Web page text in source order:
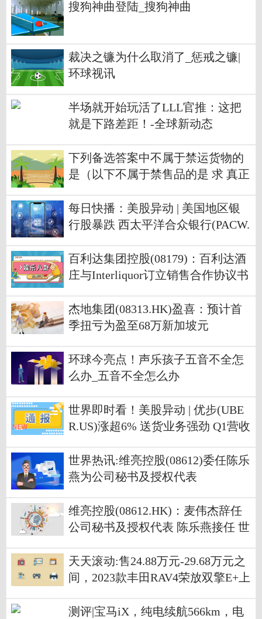
搜狗神曲登陆_搜狗神曲
裁决之镰为什么取消了_惩戒之镰|
环球视讯
半场就开始玩活了LLL官推：这把
就是下路差距！-全球新动态
下列备选答案中不属于禁运货物的
是（以下不属于禁售品的是 求 真正
每日快播：美股异动 | 美国地区银
行股暴跌 西太平洋合众银行(PACW.
百利达集团控股(08179)：百利达酒
庄与Interliquor订立销售合作协议书
杰地集团(08313.HK)盈喜：预计首
季扭亏为盈至68万新加坡元
环球今亮点！声乐孩子五音不全怎
么办_五音不全怎么办
世界即时看！美股异动 | 优步(UBE
R.US)涨超6% 送货业务强劲 Q1营收
世界热讯:维亮控股(08612)委任陈乐
燕为公司秘书及授权代表
维亮控股(08612.HK)：麦伟杰辞任
公司秘书及授权代表 陈乐燕接任 世
天天滚动:售24.88万元-29.68万元之
间，2023款丰田RAV4荣放双擎E+上
测评|宝马iX，纯电续航566km，电